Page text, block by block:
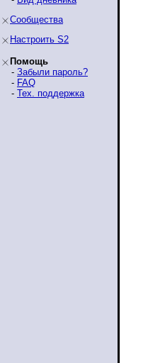
Сообщества
Настроить S2
Помощь
- Забыли пароль?
- FAQ
- Тех. поддержка